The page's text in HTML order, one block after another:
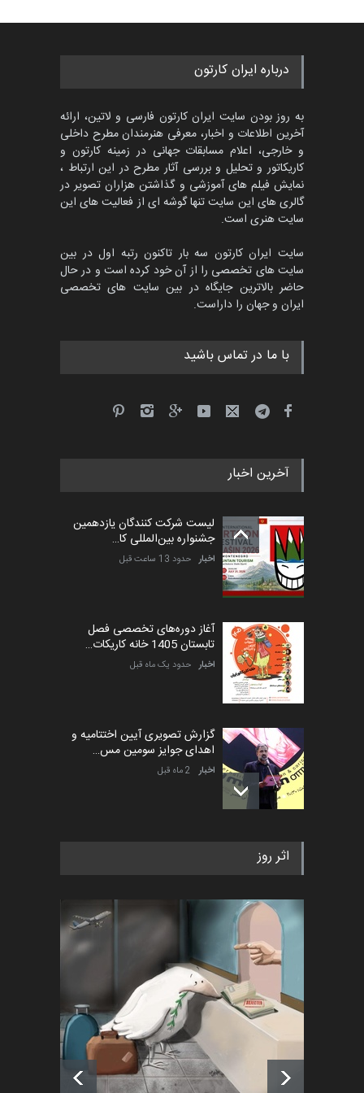
مسابقه بین‌المللی کارتون آیدین
دوغان، ترکیه،…
پنجمین مسابقۀ بین‌المللی
کارتون CARTUNION ، …
مهلت 3 ماه دیگر
مسابقۀ بین‌المللی کارتون و
کاریکاتور «البغلی…
مهلت
مهلت
پنجمین مسابقۀ بین‌المللی
مهلت 5 ماه دیگر
گالری حدود یک ماه قبل
درباره ایران کارتون
به روز بودن سایت ایران کارتون فارسی و لاتین، ارائه
آخرین اطلاعات و اخبار، معرفی هنرمندان مطرح داخلی
و خارجی، اعلام مسابقات جهانی در زمینه کارتون و
کاریکاتور و تحلیل و بررسی آثار مطرح در این ارتباط ،
نمایش فیلم های آموزشی و گذاشتن هزاران تصویر در
گالری های این سایت تنها گوشه ای از فعالیت های این
سایت هنری است.
سایت ایران کارتون سه بار تاکنون رتبه اول در بین
سایت های تخصصی را از آن خود کرده است و در حال
حاضر بالاترین جایگاه در بین سایت های تخصصی
ایران و جهان را داراست.
با ما در تماس باشید
آخرین اخبار
لیست شرکت کنندگان یازدهمین
جشنواره بین‌المللی کا…
اخبار حدود 13 ساعت قبل
آغاز دوره‌های تخصصی فصل
تابستان 1405 خانه کاریکات…
اخبار حدود یک ماه قبل
گزارش تصویری آیین اختتامیه و
اهدای جوایز سومین مس…
اخبار 2 ماه قبل
به یاد اردوغان باشول (۱۹۳۶–
اخبار 2 ماه قبل
رویداد کارگاهی کارتون و پوستر
«ایران سربلند» به ا…
اخبار 6 ماه قبل
فراخوان رویداد کارگاهی کارتون و
پوستر "ایران سربل…
اخبار 6 ماه قبل
اثر روز